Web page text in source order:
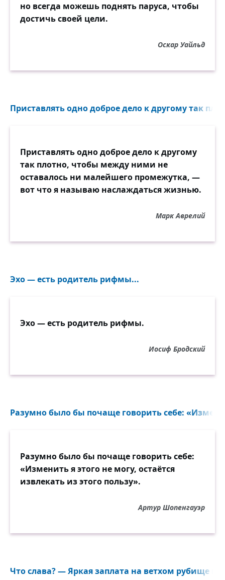
но всегда можешь поднять паруса, чтобы
достичь своей цели.
Оскар Уайльд
Приставлять одно доброе дело к другому так
Приставлять одно доброе дело к другому
так плотно, чтобы между ними не
оставалось ни малейшего промежутка, —
вот что я называю наслаждаться жизнью.
Марк Аврелий
Эхо — есть родитель рифмы...
Эхо — есть родитель рифмы.
Иосиф Бродский
Разумно было бы почаще говорить себе:
Разумно было бы почаще говорить себе:
«Изменить я этого не могу, остаётся
извлекать из этого пользу».
Артур Шопенгауэр
Что слава? — Яркая заплата на ветхом рубище